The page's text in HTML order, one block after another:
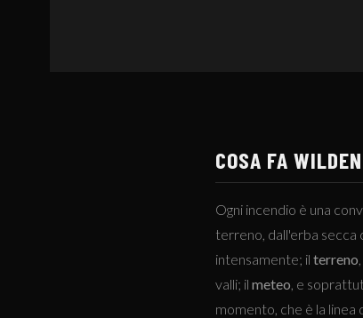
COSA FA
Ogni incendio è una
terreno, dall'erba secca
intensamente; il terreno
valli; il meteo , e
momento, che è la linea